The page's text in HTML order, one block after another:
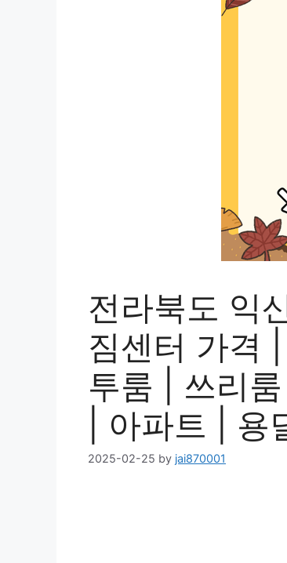
전라북도 익
짐센터 가격
투룸 | 쓰리
| 아파트 |
2025-02-25 by jai870001